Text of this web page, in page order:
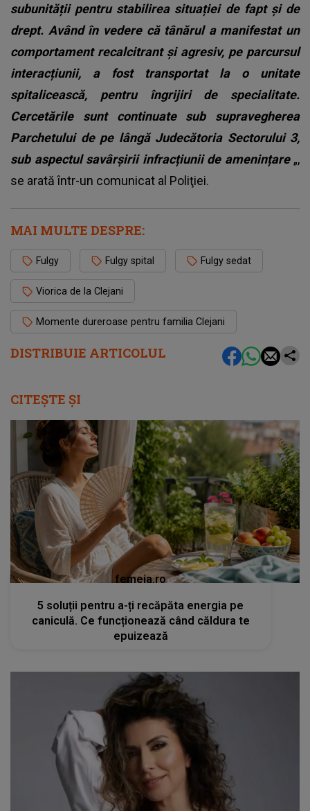
DISTRIBUIE ARTICOLUL
subunității pentru stabilirea situației de fapt și de
drept. Având în vedere că tânărul a manifestat un
comportament recalcitrant și agresiv, pe parcursul
interacțiunii, a fost transportat la o unitate
spitalicească, pentru îngrijiri de specialitate.
Cercetările sunt continuate sub supravegherea
Parchetului de pe lângă Judecătoria Sectorului 3,
sub aspectul savârșirii infracțiunii de amenințare „,
se arată într-un comunicat al Poliţiei.
MAI MULTE DESPRE:
Fulgy Fulgy spital Fulgy sedat
Viorica de la Clejani
Momente dureroase pentru familia Clejani
CITEȘTE ȘI
femeia.ro
5 soluții pentru a-ți recăpăta energia pe
caniculă. Ce funcționează când căldura te
epuizează